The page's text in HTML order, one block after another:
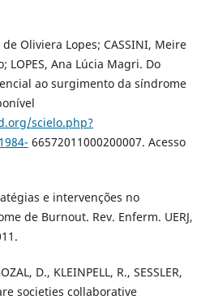
Oliviera Lopes; CASSINI, Meire
LOPES, Ana Lúcia Magri. Do
ao surgimento da síndrome
scielo.php?
66572011000200007. Acesso
e intervenções no
de Burnout. Rev. Enferm. UERJ,
D., KLEINPELL, R., SESSLER,
societies collaborative